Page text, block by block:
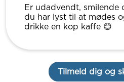
Er udadvendt, smilende
du har lyst til at mødes
drikke en kop kaffe 😊
Tilmeld dig og